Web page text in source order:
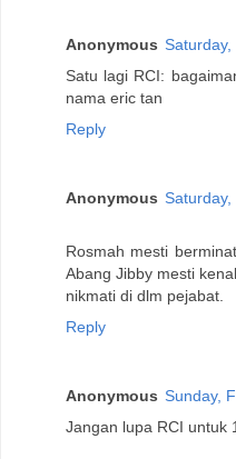
Anonymous
Satu lagi RCI:
nama eric tan
Reply
Anonymous
Rosmah mesti
Abang Jibby mesti
nikmati di dlm pejabat.
Reply
Anonymous Sunday,
Jangan lupa RCI untuk